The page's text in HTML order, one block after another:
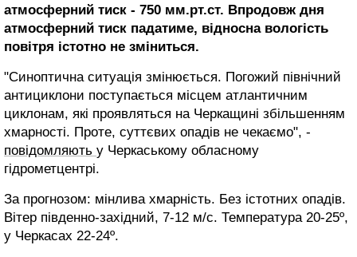
атмосферний тиск - 750 мм.рт.ст. Впродовж дня
атмосферний тиск падатиме, відносна вологість
повітря істотно не зміниться.
"Синоптична ситуація змінюється. Погожий північний
антициклони поступається місцем атлантичним
циклонам, які проявляться на Черкащині збільшенням
хмарності. Проте, суттєвих опадів не чекаємо", -
повідомляють у Черкаському обласному
гідрометцентрі.
За прогнозом: мінлива хмарність. Без істотних опадів.
Вітер південно-західний, 7-12 м/с. Температура 20-25º,
у Черкасах 22-24º.